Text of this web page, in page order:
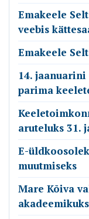
Emakeele
veebis
Emakeele
14. jaanuarini
parima
aruteluks 31.
E-
muutmiseks
Mare Kõiva
akadeemikuks